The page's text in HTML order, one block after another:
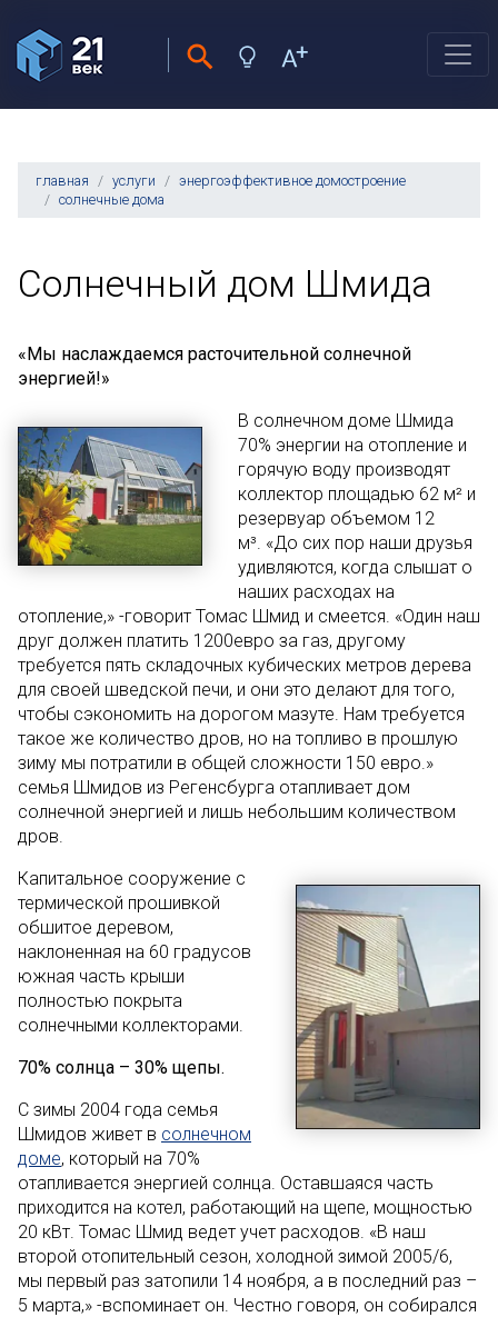
главная услуги
энергоэффективное домостроение
солнечные дома
Солнечный дом Шмида
«Мы наслаждаемся расточительной солнечной
энергией!»
В солнечном доме Шмида
70% энергии на отопление и
горячую воду производят
коллектор площадью 62 м² и
резервуар объемом 12
м³. «До сих пор наши друзья
удивляются, когда слышат о
наших расходах на
отопление,» -говорит Томас Шмид и смеется. «Один наш
друг должен платить 1200евро за газ, другому
требуется пять складочных кубических метров дерева
для своей шведской печи, и они это делают для того,
чтобы сэкономить на дорогом мазуте. Нам требуется
такое же количество дров, но на топливо в прошлую
зиму мы потратили в общей сложности 150 евро.»
семья Шмидов из Регенсбурга отапливает дом
солнечной энергией и лишь небольшим количеством
дров.
Капитальное сооружение с
термической прошивкой
обшитое деревом,
наклоненная на 60 градусов
южная часть крыши
полностью покрыта
солнечными коллекторами.
70% солнца – 30% щепы.
С зимы 2004 года семья
Шмидов живет в солнечном
доме, который на 70%
отапливается энергией солнца. Оставшаяся часть
приходится на котел, работающий на щепе, мощностью
20 кВт. Томас Шмид ведет учет расходов. «В наш
второй отопительный сезон, холодной зимой 2005/6,
мы первый раз затопили 14 ноября, а в последний раз –
5 марта,» -вспоминает он. Честно говоря, он собирался